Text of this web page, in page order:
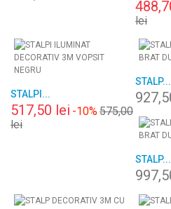
lei
STALPI...
517,50 lei -10%575,00
lei
STALP...
STALP...